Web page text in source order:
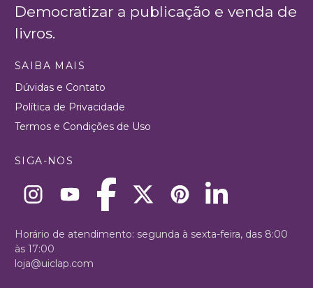
Democratizar a publicação e venda de
livros.
SAIBA MAIS
Dúvidas e Contato
Política de Privacidade
Termos e Condições de Uso
SIGA-NOS
Horário de atendimento: segunda à sexta-feira, das 8:00
às 17:00
loja@uiclap.com